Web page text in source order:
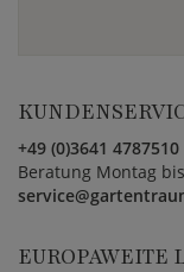
+49 (0)3641 4787510
Beratung Montag
EUROPAWEITE